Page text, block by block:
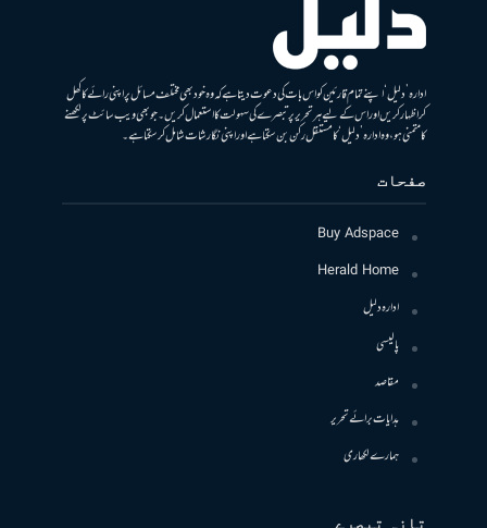
ادارہ ’دلیل‘ اپنے تمام قارئین کو اس بات کی دعوت دیتا ہے کہ وہ خود بھی مختلف مسائل پر اپنی رائے کا کھل
کر اظہار کریں اور اس کے لیے ہر تحریر پر تبصرے کی سہولت کا استعمال کریں۔ جو بھی ویب سائٹ پر لکھنے
کا متمنی ہو، وہ ادارہ ’دلیل‘ کا مستقل رکن بن سکتا ہے اور اپنی نگارشات شامل کرسکتا ہے۔
صفحات
Buy Adspace
Herald Home
ادارہ دلیل
پالیسی
مقاصد
ہدایات برائے تحریر
ہمارے لکھاری
تازہ تبصرے